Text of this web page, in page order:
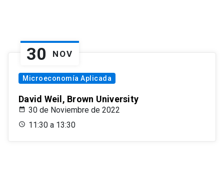
30 NOV
Microeconomía Aplicada
David Weil, Brown University
30 de Noviembre de 2022
11:30 a 13:30